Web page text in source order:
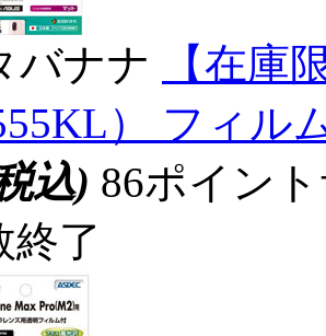
バナナ
【在庫
） フィル
込) 86ポイン
終了